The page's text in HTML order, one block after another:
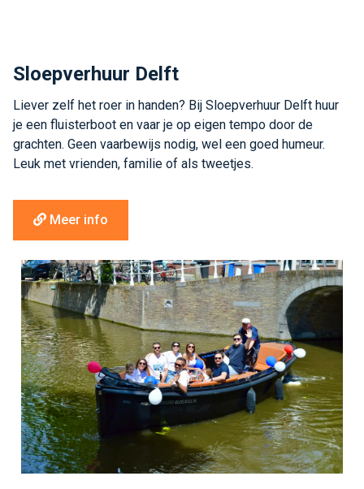
Sloepverhuur Delft
Liever zelf het roer in handen? Bij Sloepverhuur Delft huur
je een fluisterboot en vaar je op eigen tempo door de
grachten. Geen vaarbewijs nodig, wel een goed humeur.
Leuk met vrienden, familie of als tweetjes.
Meer info